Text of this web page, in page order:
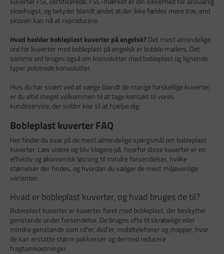
skovhugst, og betyder blandt andet at der ikke fældes mere træ, end
skoven kan nå at reproducere.
Hvad hedder bobleplast kuverter på engelsk?Det mest almindelige
ord for kuverter med bobleplast på engelsk er bubble mailers. Det
samme ord bruges også om konvolutter med bobleplast og lignende
typer polstrede konvolutter.
Hvis du har svært ved at vælge blandt de mange forskellige kuverter,
er du altid meget velkommen til at tage kontakt til vores
kundeservice, der sidder klar til at hjælpe dig.
Bobleplast kuverter FAQ
Her finder du svar på de mest almindelige spørgsmål om bobleplast
kuverter. Læs videre og bliv klogere på, hvorfor disse kuverter er en
effektiv og økonomisk løsning til mindre forsendelser, hvilke
størrelser der findes, og hvordan du vælger de mest miljøvenlige
varianter.
Hvad er bobleplast kuverter, og hvad bruges de til?
Bobleplast kuverter er kuverter foret med bobleplast, der beskytter
genstande under forsendelse. De bruges ofte til skrøbelige eller
mindre genstande som cd’er, dvd’er, mobiltelefoner og mapper, hvor
de kan erstatte større pakkasser og dermed reducere
fragtomkostninger.